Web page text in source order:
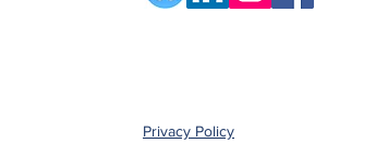
Privacy Policy